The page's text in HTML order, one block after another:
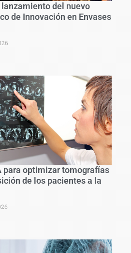
del nuevo
de Innovación en Envases
para optimizar tomografías
de los pacientes a la